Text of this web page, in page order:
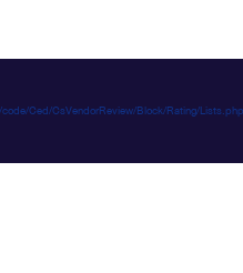
Ced/CsVendorReview/Block/Rating/